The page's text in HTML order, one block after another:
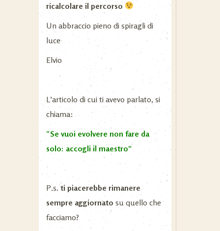
ricalcolare il percorso
Un abbraccio pieno di spiragli di
luce
Elvio
L’articolo di cui ti avevo parlato, si
chiama:
“Se vuoi evolvere non fare da
solo: accogli il maestro”
P.s.ti piacerebbe rimanere
sempre aggiornato su quello che
facciamo?